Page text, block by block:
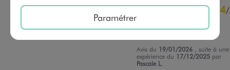
4/
Avis du 19/01/2026
, suite à une
expérience du 17/12/2025 par
Pascale L.
Paramétrer